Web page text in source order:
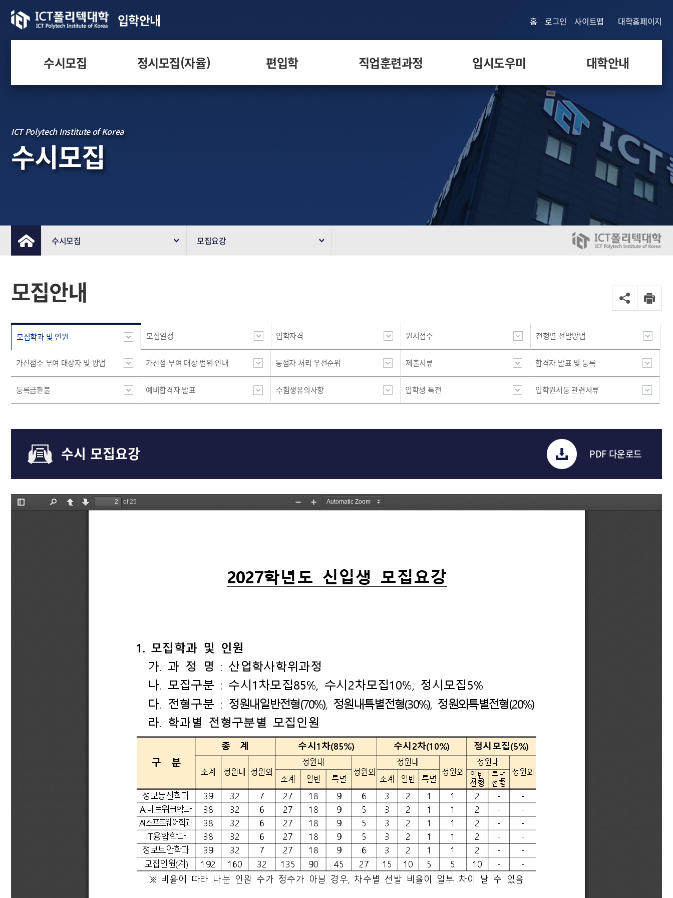
입학안내 홈 로그인 사이트맵 대학홈페이지
수시모집 정시모집(자율) 편입학 직업훈련과정 입시도우미 대학안내
ICT Polytech Institute of Korea
수시모집
수시모집
편입학
직업훈련과정
입시도우미
모집요강
원서접수 및 서류제출 확인
합격자조회 및 등록금고지서 출력
모집안내
모집학과 및 인원 모집일정 입학자격 원서접수 전형별 선발방법
가산점수 부여 대상자 및 방법 가산점 부여 대상 범위 안내 동점자 처리 우선순위 제출서류 합격자 발표 및 등록
등록금환불 예비합격자 발표 수험생유의사항 입학생 특전 입학원서등 관련서류
수시 모집요강 PDF 다운로드